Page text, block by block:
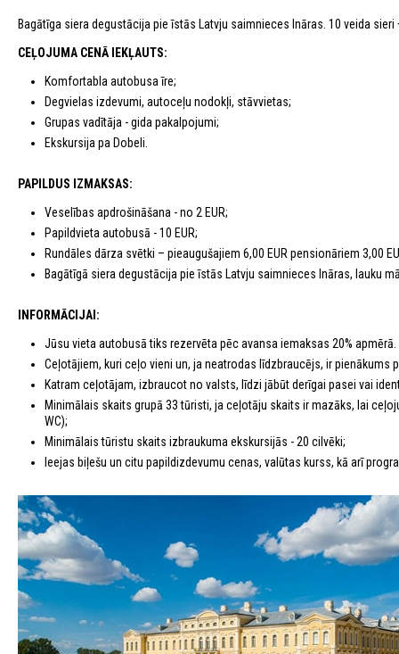
Bagātīga siera degustācija pie īstās Latvju saimnieces Ināras. 10 veida
CEĻOJUMA CENĀ IEKĻAUTS:
Komfortabla autobusa īre;
Degvielas izdevumi, autoceļu nodokļi, stāvvietas;
Grupas vadītāja - gida pakalpojumi;
Ekskursija pa Dobeli.
PAPILDUS IZMAKSAS:
Veselības apdrošināšana - no 2 EUR;
Papildvieta autobusā - 10 EUR;
Rundāles dārza svētki – pieaugušajiem 6,00 EUR pensionāriem 3,00
Bagātīgā siera degustācija pie īstās Latvju saimnieces Ināras, lauku
INFORMĀCIJAI:
Jūsu vieta autobusā tiks rezervēta pēc avansa iemaksas 20%
Ceļotājiem, kuri ceļo vieni un, ja neatrodas līdzbraucējs, ir pienākums
Katram ceļotājam, izbraucot no valsts, līdzi jābūt derīgai pasei vai
Minimālais skaits grupā 33 tūristi, ja ceļotāju skaits ir mazāks, lai
WC);
Minimālais tūristu skaits izbraukuma ekskursijās - 20 cilvēki;
Ieejas biļešu un citu papildizdevumu cenas, valūtas kurss, kā arī